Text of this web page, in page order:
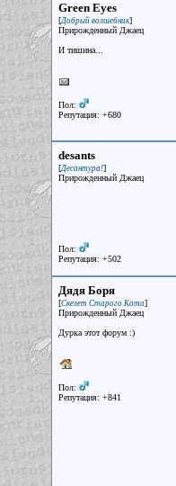
Green Eyes
[Добрый волшебник]
Прирожденный Джаец
И тишина...
Пол:
Репутация: +680
desants
[Десантура!]
Прирожденный Джаец
Пол:
Репутация: +502
Дядя Боря
[Скелет Старого Кота]
Прирожденный Джаец
Дурка этот форум :)
Пол:
Репутация: +841